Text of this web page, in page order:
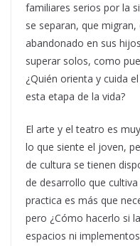
familiares serios por la
se separan, que
abandonado en sus
superar solos, como
¿Quién orienta y cuida
esta etapa de la vida?
El arte y el teatro es
lo que siente el joven,
de cultura se tienen
de desarrollo que
practica es más que
pero ¿Cómo hacerlo si
espacios ni